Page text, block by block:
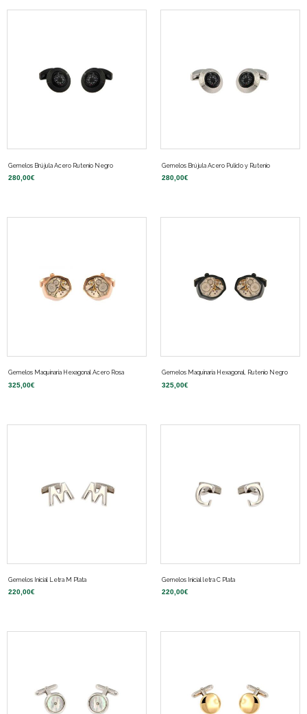
Gemelos Brújula Acero Rutenio Negro
280,00€
Gemelos Brújula Acero Pulido y Rutenio
280,00€
Gemelos Maquinaria Hexagonal Acero Rosa
325,00€
Gemelos Maquinaria Hexagonal, Rutenio Negro
325,00€
Gemelos Inicial Letra M Plata
220,00€
Gemelos Inicial letra C Plata
220,00€